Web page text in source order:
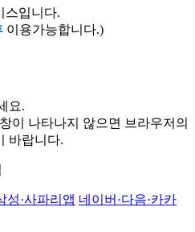
스입니다.
이용가능합니다.)
요.
이 나타나지 않으면 브라우저의
바랍니다.
성·사파리앱 네이버·다음·카카